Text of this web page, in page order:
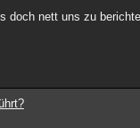
doch nett uns zu